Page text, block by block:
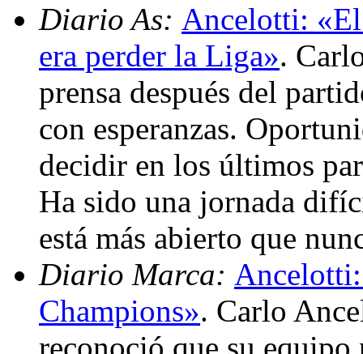
Diario As: Ancelotti:
era perder la Liga».
prensa después del
con esperanzas.
decidir en los últimos
Ha sido una jornada
está más abierto que
Diario Marca:
Champions». Carlo
reconoció que su equipo